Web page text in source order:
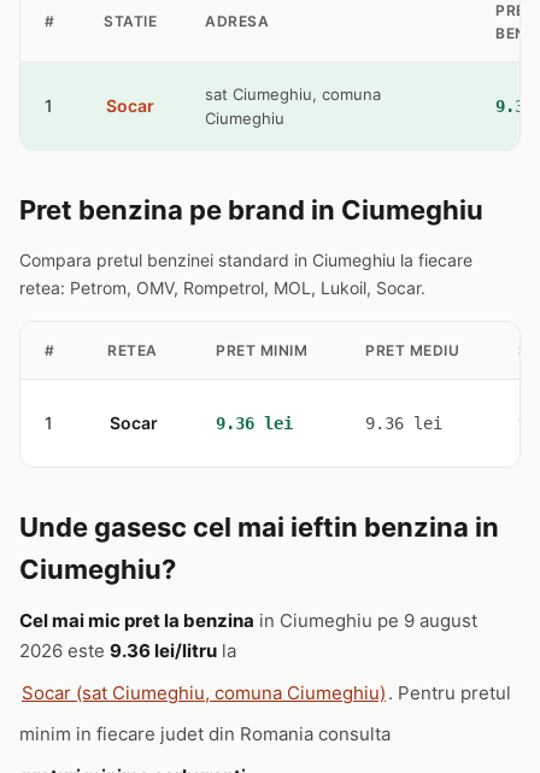
# STATIE ADRESA
PRET
1 Socar
sat Ciumeghiu, comuna
Ciumeghiu
Pret benzina pe brand in Ciumeghiu
Compara pretul benzinei standard in Ciumeghiu la fiecare
retea: Petrom, OMV, Rompetrol, MOL, Lukoil, Socar.
# RETEA PRET MINIM PRET MEDIU
1 Socar 9.36 lei 9.36 lei 1
Unde gasesc cel mai ieftin benzina in
Ciumeghiu?
Cel mai mic pret la benzina in Ciumeghiu pe 9 august
2026 este 9.36 lei/litru la
Socar (sat Ciumeghiu, comuna Ciumeghiu) . Pentru pretul
minim in fiecare judet din Romania consulta